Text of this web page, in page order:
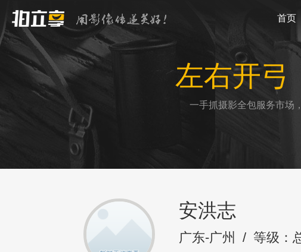
首页
左右开弓
一手抓摄影全包服务市场
安洪志
广东-广州 / 等级：